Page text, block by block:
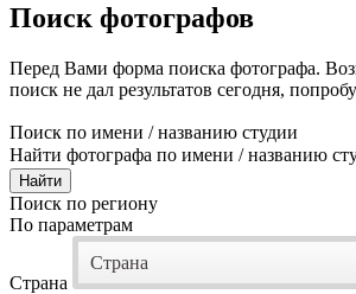
Поиск фотографов
Перед Вами форма поиска фотографа.
поиск не дал результатов сегодня,
Поиск по имени / названию студии
Найти фотографа по имени / названию
Поиск по региону
По параметрам
Страна
Страна